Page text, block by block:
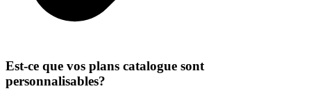
Est-ce que vos plans catalogue sont
personnalisables?